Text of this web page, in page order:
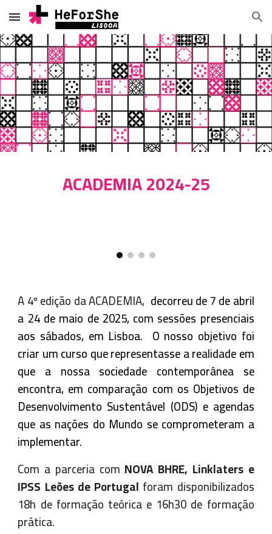
Skip to main content Skip to navigation
ACADEMIA 2024-25
A 4º edição da ACADEMIA, decorreude 7 de abril
a 24 de maio de 2025, com sessões presenciais
aos sábados, em Lisboa. O nosso objetivo foi
criar um curso que representasse a realidade em
que a nossa sociedade contemporânea se
encontra, em comparação com os Objetivos de
Desenvolvimento Sustentável (ODS) e agendas
que as nações do Mundo se comprometeram a
implementar.
Com a parceria com NOVA BHRE, Linklaters e
IPSS Leões de Portugal foram disponibilizados
18h de formação teórica e 16h30 de formação
prática.